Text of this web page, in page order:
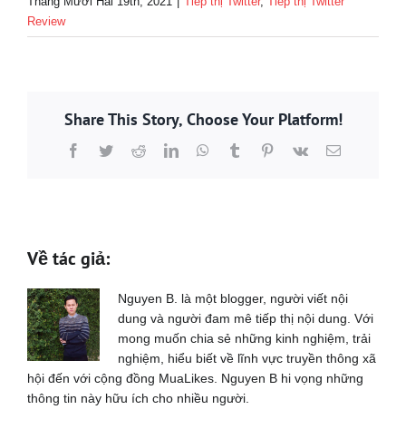
Review
Share This Story, Choose Your Platform!
Facebook
TwitterRedditLinkedInWhatsApp
TumblrPinterest
Vk Email
Về tác giả:
Nguyen B. là một blogger, người viết nội
dung và người đam mê tiếp thị nội dung. Với
mong muốn chia sẻ những kinh nghiệm, trải
nghiệm, hiểu biết về lĩnh vực truyền thông xã
hội đến với cộng đồng MuaLikes. Nguyen B hi vọng những
thông tin này hữu ích cho nhiều người.